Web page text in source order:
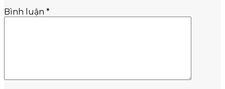
Bình luận *